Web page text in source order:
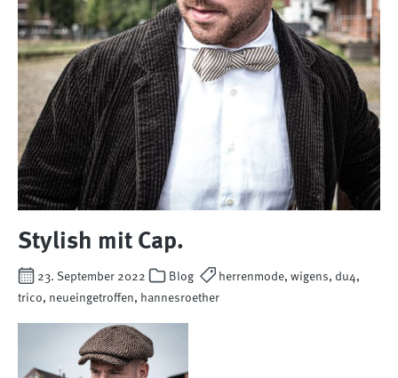
Stylish mit Cap.
23. September 2022 Blog
herrenmode, wigens, du4,
trico, neueingetroffen, hannesroether